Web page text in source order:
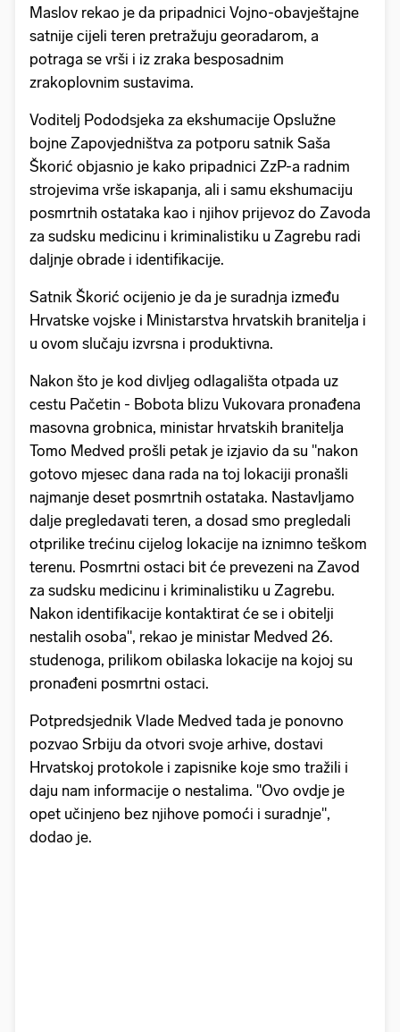
Maslov rekao je da pripadnici Vojno-obavještajne
satnije cijeli teren pretražuju georadarom, a
potraga se vrši i iz zraka besposadnim
zrakoplovnim sustavima.
Voditelj Pododsjeka za ekshumacije Opslužne
bojne Zapovjedništva za potporu satnik Saša
Škorić objasnio je kako pripadnici ZzP-a radnim
strojevima vrše iskapanja, ali i samu ekshumaciju
posmrtnih ostataka kao i njihov prijevoz do Zavoda
za sudsku medicinu i kriminalistiku u Zagrebu radi
daljnje obrade i identifikacije.
Satnik Škorić ocijenio je da je suradnja između
Hrvatske vojske i Ministarstva hrvatskih branitelja i
u ovom slučaju izvrsna i produktivna.
Nakon što je kod divljeg odlagališta otpada uz
cestu Pačetin - Bobota blizu Vukovara pronađena
masovna grobnica, ministar hrvatskih branitelja
Tomo Medved prošli petak je izjavio da su "nakon
gotovo mjesec dana rada na toj lokaciji pronašli
najmanje deset posmrtnih ostataka. Nastavljamo
dalje pregledavati teren, a dosad smo pregledali
otprilike trećinu cijelog lokacije na iznimno teškom
terenu. Posmrtni ostaci bit će prevezeni na Zavod
za sudsku medicinu i kriminalistiku u Zagrebu.
Nakon identifikacije kontaktirat će se i obitelji
nestalih osoba", rekao je ministar Medved 26.
studenoga, prilikom obilaska lokacije na kojoj su
pronađeni posmrtni ostaci.
Potpredsjednik Vlade Medved tada je ponovno
pozvao Srbiju da otvori svoje arhive, dostavi
Hrvatskoj protokole i zapisnike koje smo tražili i
daju nam informacije o nestalima. "Ovo ovdje je
opet učinjeno bez njihove pomoći i suradnje",
dodao je.